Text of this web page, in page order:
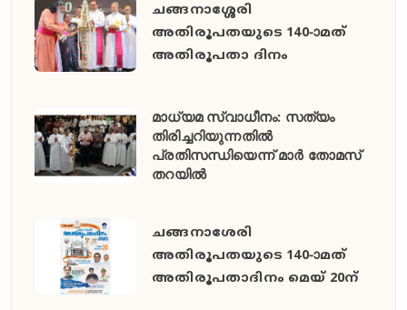
ചങ്ങനാശ്ശേരി
അതിരൂപതയുടെ 140-ാമത്
അതിരൂപതാ ദിനം
മാധ്യമ സ്വാധീനം: സത്യം
തിരിച്ചറിയുന്നതിൽ
പ്രതിസന്ധിയെന്ന് മാർ തോമസ്
തറയിൽ
ചങ്ങനാശേരി
അതിരൂപതയുടെ 140-ാമത്
അതിരൂപതാദിനം മെയ് 20ന്